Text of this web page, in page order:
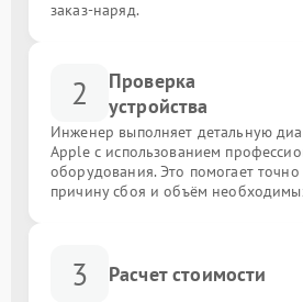
заказ-наряд.
2
Проверка
устройства
Инженер выполняет детальную
Apple с использованием
оборудования. Это помогает точно
причину сбоя и объём
3 Расчет стоимости